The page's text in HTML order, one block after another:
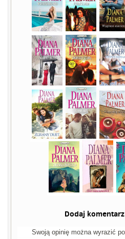
Dodaj
Swoją opinię można wyrazić